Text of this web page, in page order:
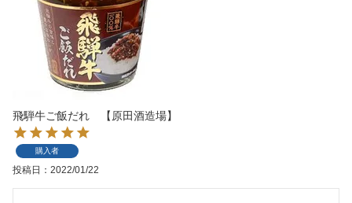
飛騨牛ご飯だれ 【原田酒造場】
購入者
投稿日 2022/01/22